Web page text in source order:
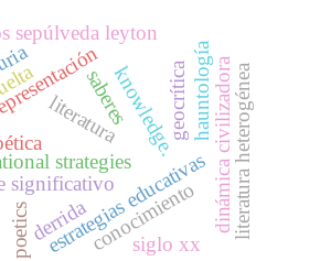
significativo
estrategias educativas
strategies
literatura
saberes dinámica civilizadora
conocimiento
poetics
knowledge.
geocrítica
sepúlveda leyton
literatura heterogénea
hauntología
derrida siglo xx